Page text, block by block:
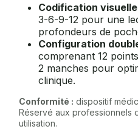
Codification
3-6-9-12 pour une
profondeurs de
Configuration
comprenant 12
2 manches pour
clinique.
Conformité : dispositif
Réservé aux professionnels
utilisation.